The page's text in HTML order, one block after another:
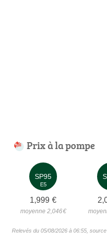
Prix à la pompe
SP95
E5
1,999 €
moyenne 2,046€
Relevés du 05/08/2026 à 06:55, source